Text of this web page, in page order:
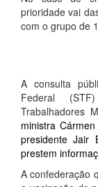
prioridade vai
com o grupo de
A consulta
Federal
Trabalhadores
ministra
presidente Jair
prestem
A confederação